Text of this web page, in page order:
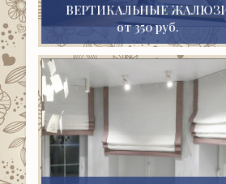
ВЕРТИКАЛЬНЫЕ
от 350 руб.